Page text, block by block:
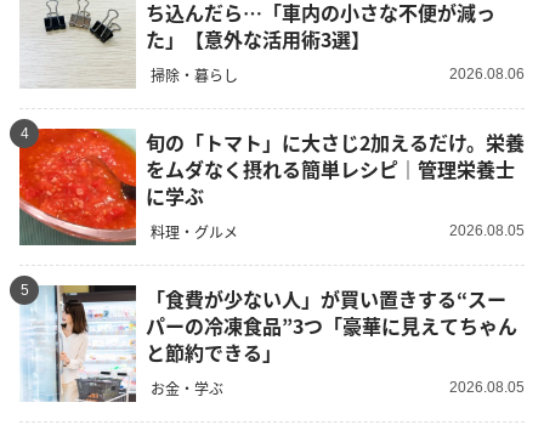
ち込んだら…「車内の小さな不便が減っ
た」【意外な活用術3選】
掃除・暮らし 2026.08.06
4
旬の「トマト」に大さじ2加えるだけ。栄養
をムダなく摂れる簡単レシピ｜管理栄養士
に学ぶ
料理・グルメ 2026.08.05
5
「食費が少ない人」が買い置きする“スー
パーの冷凍食品”3つ「豪華に見えてちゃん
と節約できる」
お金・学ぶ 2026.08.05